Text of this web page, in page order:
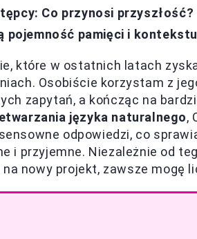
Co przynosi przyszłość?
pojemność pamięci i kontekstu
które w ostatnich latach
Osobiście korzystam z
zapytań, a kończąc na
języka naturalnego,
odpowiedzi, co
i przyjemne. Niezależnie od
nowy projekt, zawsze mogę